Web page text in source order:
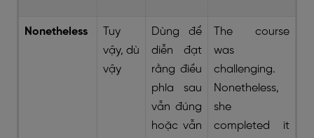
Nonetheless
Tuy
vậy, dù
vậy
Dùng để
diễn đạt
rằng điều
phía sau
vẫn đúng
hoặc vẫn
The course
was
challenging.
Nonetheless,
she
completed it